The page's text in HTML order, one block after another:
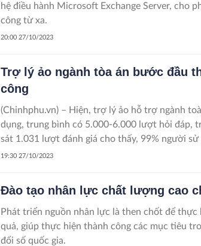
hệ điều hành Microsoft Exchange Server, cho
công từ xa.
20:00 27/10/2023
Trợ lý ảo ngành tòa án bước đầu
công
(Chinhphu.vn) – Hiện, trợ lý ảo hỗ trợ ngành
dụng, trung bình có 5.000-6.000 lượt hỏi đáp,
sát 1.031 lượt đánh giá cho thấy, 99% người sử
ích của sản phẩm. Tỉ lệ người sử dụng chưa hài
19:30 27/10/2023
Đào tạo nhân lực chất lượng cao
Phát triển nguồn nhân lực là then chốt để thực
quả, giúp thực hiện thành công các mục tiêu
đổi số quốc gia.